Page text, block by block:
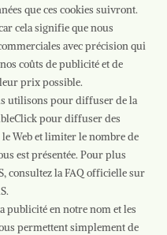
que ces cookies suivront.
cela signifie que nous
avec précision qui
coûts de publicité et de
prix possible.
utilisons pour diffuser de la
pour diffuser des
Web et limiter le nombre de
est présentée. Pour plus
consultez la FAQ officielle sur
publicité en notre nom et les
permettent simplement de